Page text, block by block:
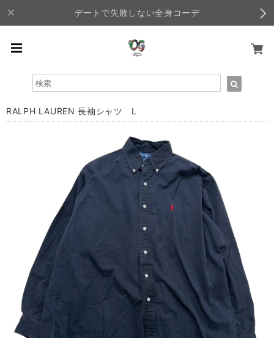
デートで失敗しない全身コーデ
RALPH LAUREN 長袖シャツ L